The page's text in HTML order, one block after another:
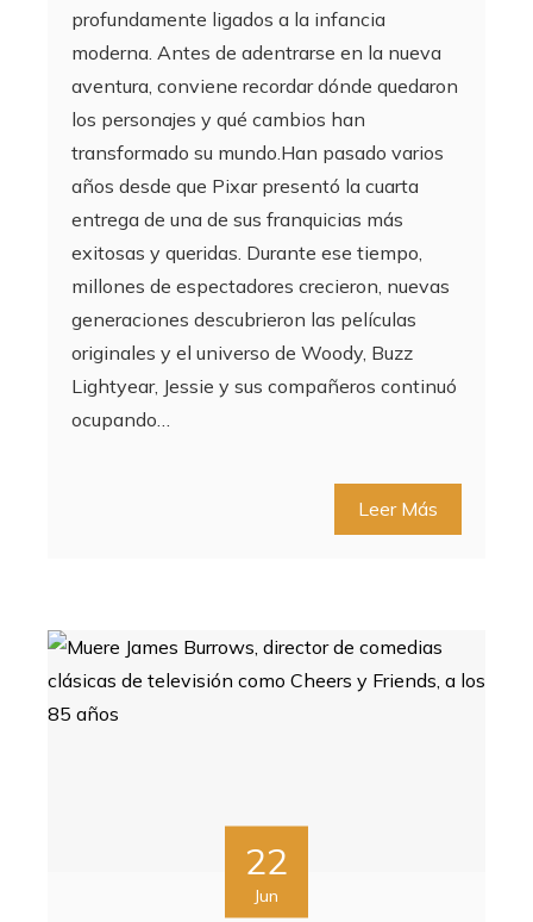
profundamente ligados a la infancia
moderna. Antes de adentrarse en la nueva
aventura, conviene recordar dónde quedaron
los personajes y qué cambios han
transformado su mundo.Han pasado varios
años desde que Pixar presentó la cuarta
entrega de una de sus franquicias más
exitosas y queridas. Durante ese tiempo,
millones de espectadores crecieron, nuevas
generaciones descubrieron las películas
originales y el universo de Woody, Buzz
Lightyear, Jessie y sus compañeros continuó
ocupando…
Leer Más
22
Jun